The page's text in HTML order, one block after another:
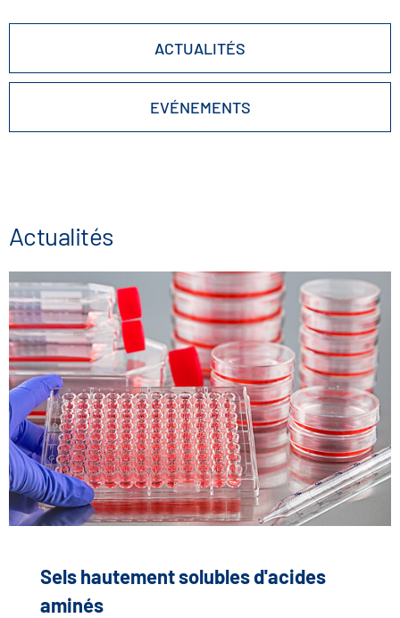
ACTUALITÉS
EVÉNEMENTS
Actualités
Sels hautement solubles d'acides
aminés